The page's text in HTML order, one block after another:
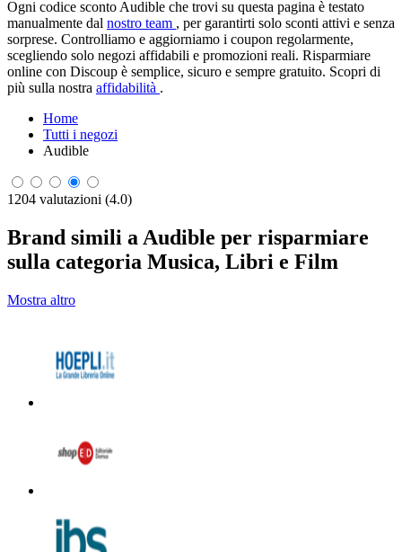
Ogni codice sconto Audible che trovi su questa pagina è testato
manualmente dal nostro team , per garantirti solo sconti attivi e senza
sorprese. Controlliamo e aggiorniamo i coupon regolarmente,
scegliendo solo negozi affidabili e promozioni reali. Risparmiare
online con Discoup è semplice, sicuro e sempre gratuito. Scopri di
più sulla nostra affidabilità .
Home
Tutti i negozi
Audible
1204 valutazioni (4.0)
Brand simili a Audible per risparmiare
sulla categoria Musica, Libri e Film
Mostra altro